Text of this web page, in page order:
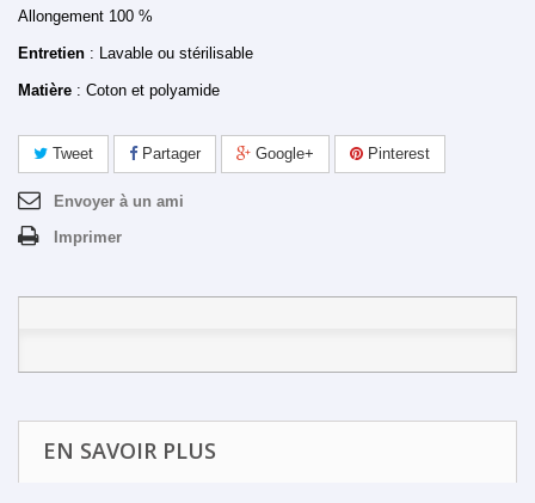
Allongement 100 %
Entretien : Lavable ou stérilisable
Matière : Coton et polyamide
Tweet Partager Google+ Pinterest
Envoyer à un ami
Imprimer
EN SAVOIR PLUS